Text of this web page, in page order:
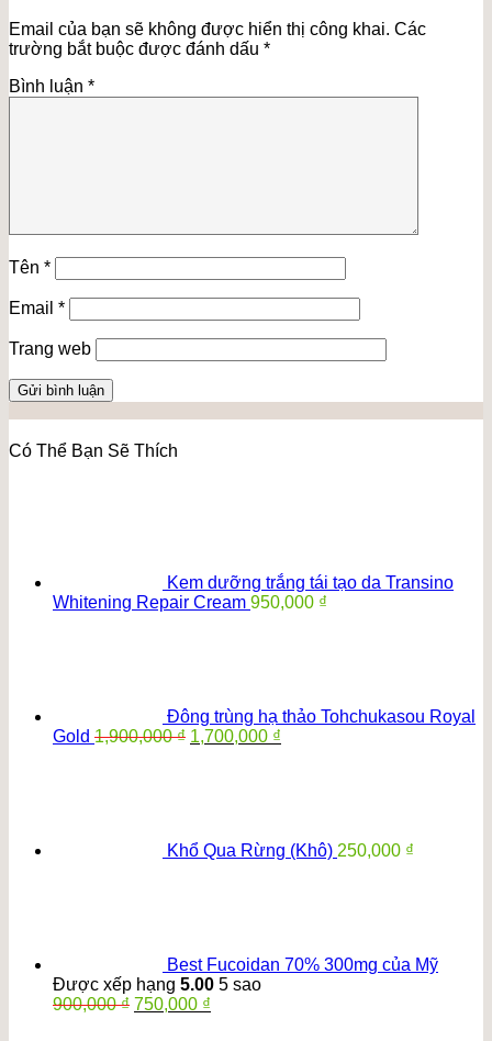
Email của bạn sẽ không được hiển thị công khai. Các
trường bắt buộc được đánh dấu *
Bình luận *
Tên *
Email *
Trang web
Có Thể Bạn Sẽ Thích
Kem dưỡng trắng tái tạo da Transino
Whitening Repair Cream 950,000 ₫
Đông trùng hạ thảo Tohchukasou Royal
Gold 1,900,000₫ Giá
1,700,000 ₫
Khổ Qua Rừng (Khô) 250,000 ₫
Best Fucoidan 70% 300mg của Mỹ
Được xếp hạng 5.00 5 sao
900,000₫ Giá
750,000 ₫